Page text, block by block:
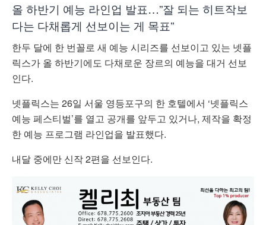
올 하반기 예능 라인업 발표…”잘 되는 히트작보
다는 다채롭게 선보이는 게 목표”
한두 달에 한 번꼴로 새 예능 시리즈를 선보이고 있는 넷플
릭스가 올 하반기에도 다채로운 장르의 예능을 대거 선보
인다.
넷플릭스는 26일 서울 영등포구의 한 호텔에서 ‘넷플릭스
예능 페스티벌’를 열고 공개를 앞두고 있거나, 제작을 확정
한 예능 프로그램 라인업을 발표했다.
내달 중에만 신작 2편을 선보인다.